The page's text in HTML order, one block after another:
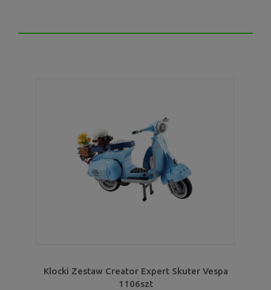
Klocki Zestaw Creator Expert Skuter Vespa
1106szt